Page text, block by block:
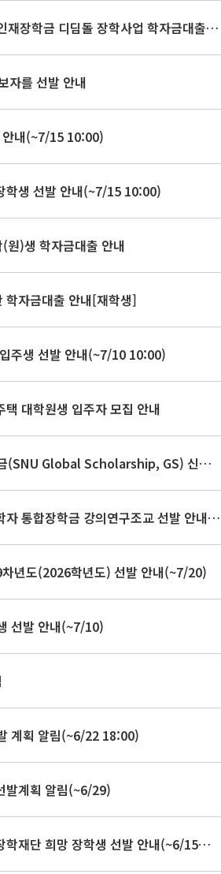
세종연구원 2026년도 세종이도인재장학금 디딤돌 장학사업 학자금대출 관련분야(원금상환, 이자지원) 신청 사업 안내
자를 선발 안내
안내(~7/15 10:00)
학생 선발 안내(~7/15 10:00)
원)생 학자금대출 안내
학자금대출 안내[재학생]
주생 선발 안내(~7/10 10:00)
대학원생 입주자 모집 안내
2026-2학기 글로벌초우수 장학금(SNU Global Scholarship, GS) 신청 안내(~7/12 23:00)
2026학년도 2학기 차세대 인문학자 통합장학금 강의연구조교 선발 안내(~7/8)
년도(2026학년도) 선발 안내(~7/20)
선발 안내(~7/10)
계획 알림(~6/22 18:00)
발계획 알림(~6/29)
★기한연장★2026-2학기 롯데장학재단 희망 장학생 선발 안내(~6/15